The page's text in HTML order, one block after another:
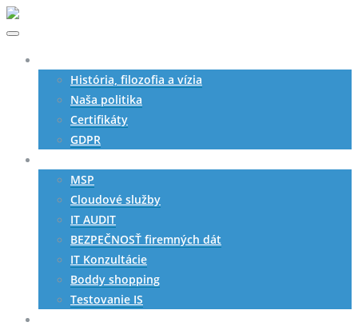
História, filozofia a vízia
Naša politika
Certifikáty
GDPR
MSP
Cloudové služby
IT AUDIT
BEZPEČNOSŤ firemných dát
IT Konzultácie
Boddy shopping
Testovanie IS